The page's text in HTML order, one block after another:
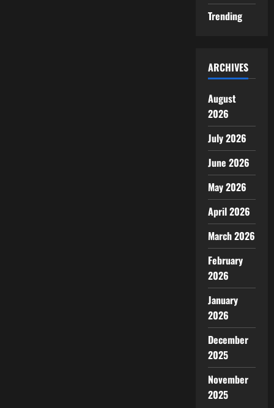
Trending
ARCHIVES
August
2026
July 2026
June 2026
May 2026
April 2026
March 2026
February
2026
January
2026
December
2025
November
2025